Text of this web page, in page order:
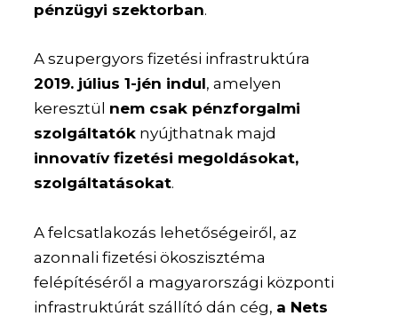
pénzügyi szektorban.
A szupergyors fizetési infrastruktúra
2019. július 1-jén indul, amelyen
keresztül nem csak pénzforgalmi
szolgáltatók nyújthatnak majd
innovatív fizetési megoldásokat,
szolgáltatásokat.
A felcsatlakozás lehetőségeiről, az
azonnali fizetési ökoszisztéma
felépítéséről a magyarországi központi
infrastruktúrát szállító dán cég, a Nets